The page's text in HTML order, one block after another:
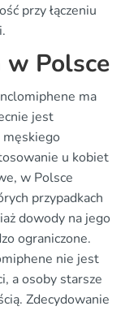
przy łączeniu
Polsce
ma
jest
męskiego
u kobiet
w Polsce
przypadkach
dowody na jego
ograniczone.
nie jest
a osoby starsze
Zdecydowanie